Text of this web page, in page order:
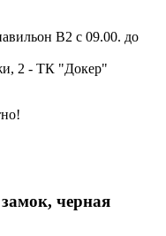
B2 с 09.00. до
2 - ТК "Докер"
черная